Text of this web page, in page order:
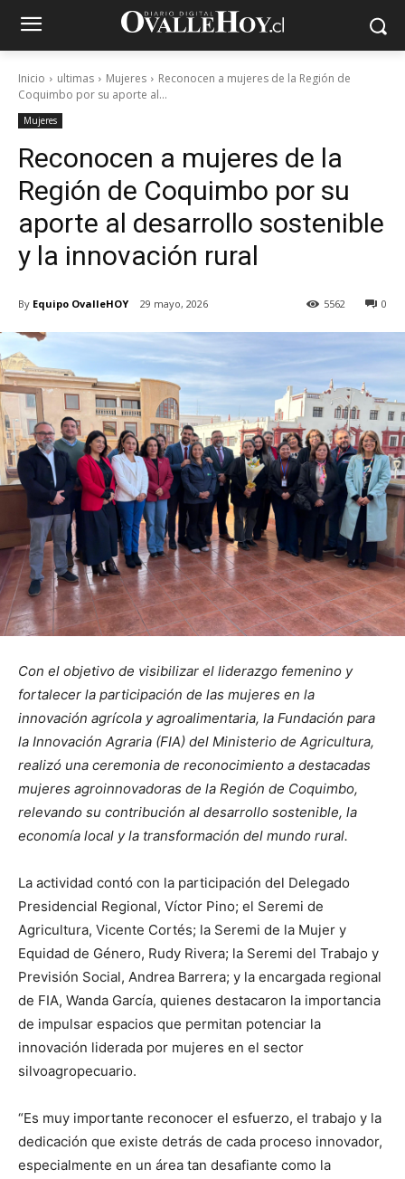
Inicio ultimas Mujeres
Reconocen a mujeres de la Región de
Coquimbo por su aporte al...
Mujeres
Reconocen a mujeres de la
Región de Coquimbo por su
aporte al desarrollo sostenible
y la innovación rural
By Equipo OvalleHOY 29 mayo, 2026 0
5562
Con el objetivo de visibilizar el liderazgo femenino y
fortalecer la participación de las mujeres en la
innovación agrícola y agroalimentaria, la Fundación para
la Innovación Agraria (FIA) del Ministerio de Agricultura,
realizó una ceremonia de reconocimiento a destacadas
mujeres agroinnovadoras de la Región de Coquimbo,
relevando su contribución al desarrollo sostenible, la
economía local y la transformación del mundo rural.
La actividad contó con la participación del Delegado
Presidencial Regional, Víctor Pino; el Seremi de
Agricultura, Vicente Cortés; la Seremi de la Mujer y
Equidad de Género, Rudy Rivera; la Seremi del Trabajo y
Previsión Social, Andrea Barrera; y la encargada regional
de FIA, Wanda García, quienes destacaron la importancia
de impulsar espacios que permitan potenciar la
innovación liderada por mujeres en el sector
silvoagropecuario.
“Es muy importante reconocer el esfuerzo, el trabajo y la
dedicación que existe detrás de cada proceso innovador,
especialmente en un área tan desafiante como la